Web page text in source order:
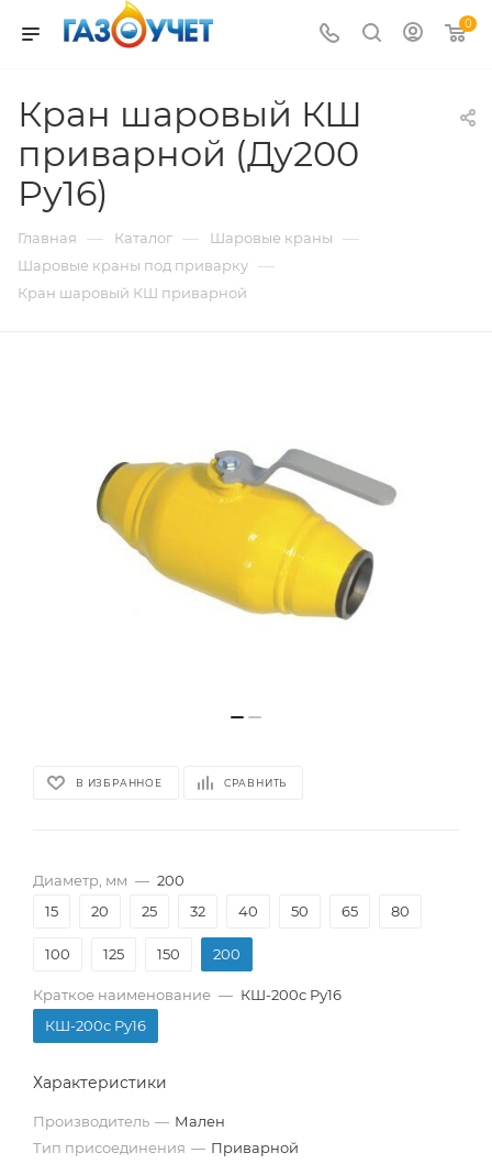
0
Кран шаровый КШ
приварной (Ду200
Pу16)
Главная — Каталог — Шаровые краны —
Шаровые краны под приварку —
Кран шаровый КШ приварной
В ИЗБРАННОЕ СРАВНИТЬ
Диаметр, мм — 200
15
20 25 32 40 50 65 80
100 125 150 200
Краткое наименование — КШ-200с Pу16
КШ-200с Pу16
Характеристики
Производитель — Мален
Тип присоединения — Приварной